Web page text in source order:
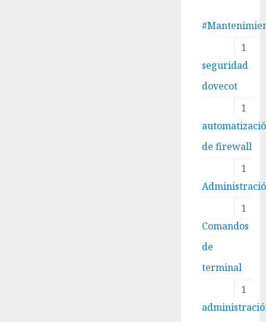
1
seguridad
dovecot
1
de firewall
1
1
Comandos
de
terminal
1